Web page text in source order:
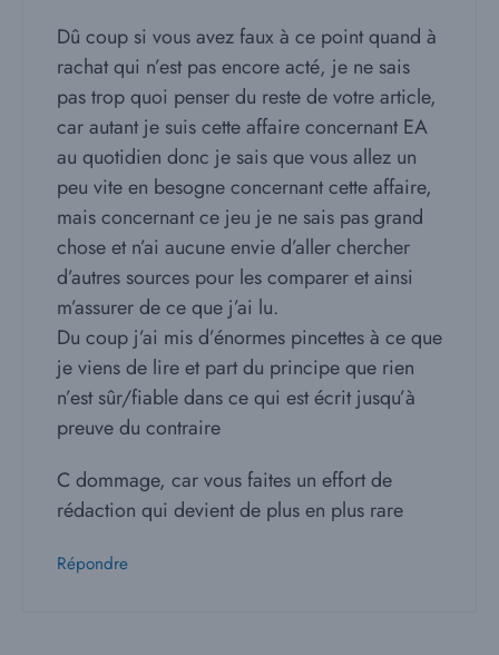
Dû coup si vous avez faux à ce point quand à
rachat qui n’est pas encore acté, je ne sais
pas trop quoi penser du reste de votre article,
car autant je suis cette affaire concernant EA
au quotidien donc je sais que vous allez un
peu vite en besogne concernant cette affaire,
mais concernant ce jeu je ne sais pas grand
chose et n’ai aucune envie d’aller chercher
d’autres sources pour les comparer et ainsi
m’assurer de ce que j’ai lu.
Du coup j’ai mis d’énormes pincettes à ce que
je viens de lire et part du principe que rien
n’est sûr/fiable dans ce qui est écrit jusqu’à
preuve du contraire
C dommage, car vous faites un effort de
rédaction qui devient de plus en plus rare
Répondre